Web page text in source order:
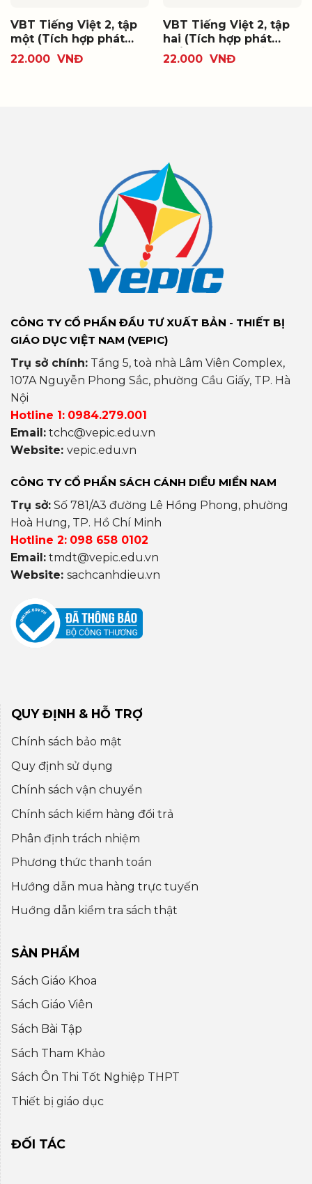
VBT Tiếng Việt 2, tập
một (Tích hợp phát
triển năng lực số)
22.000 VNĐ
VBT Tiếng Việt 2, tập
hai (Tích hợp phát
triển năng lực số)
22.000 VNĐ
CÔNG TY CỔ PHẦN ĐẦU TƯ XUẤT BẢN - THIẾT BỊ
GIÁO DỤC VIỆT NAM (VEPIC)
Trụ sở chính: Tầng 5, toà nhà Lâm Viên Complex,
107A Nguyễn Phong Sắc, phường Cầu Giấy, TP. Hà
Nội
Hotline 1: 0984.279.001
Email: tchc@vepic.edu.vn
Website: vepic.edu.vn
CÔNG TY CỔ PHẦN SÁCH CÁNH DIỀU MIỀN NAM
Trụ sở: Số 781/A3 đường Lê Hồng Phong, phường
Hoà Hưng, TP. Hồ Chí Minh
Hotline 2: 098 658 0102
Email: tmdt@vepic.edu.vn
Website: sachcanhdieu.vn
QUY ĐỊNH & HỖ TRỢ
Chính sách bảo mật
Quy định sử dụng
Chính sách vận chuyển
Chính sách kiểm hàng đổi trả
Phân định trách nhiệm
Phương thức thanh toán
Hướng dẫn mua hàng trực tuyến
Huớng dẫn kiểm tra sách thật
SẢN PHẨM
Sách Giáo Khoa
Sách Giáo Viên
Sách Bài Tập
Sách Tham Khảo
Sách Ôn Thi Tốt Nghiệp THPT
Thiết bị giáo dục
ĐỐI TÁC